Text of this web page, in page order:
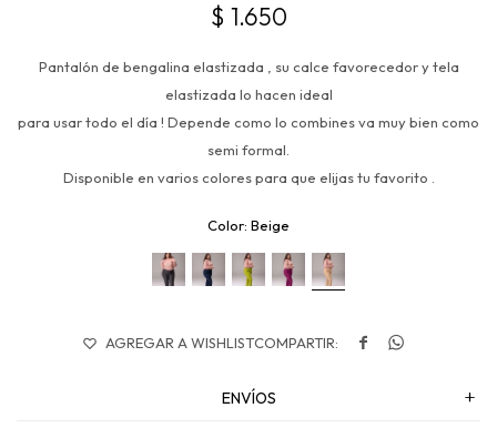
$ 1.650
Pantalón de bengalina elastizada , su calce favorecedor y tela
elastizada lo hacen ideal
para usar todo el día ! Depende como lo combines va muy bien como
semi formal.
Disponible en varios colores para que elijas tu favorito .
Beige
 
ENVÍOS